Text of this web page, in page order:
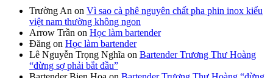
Trường An on Vì sao cà phê nguyên chất pha phin inox kiểu
việt nam thường không ngon
Arrow Trần on Học làm bartender
Đăng on Học làm bartender
Lê Nguyễn Trọng Nghĩa on Bartender Trương Thư Hoàng
“đừng sợ phải bắt đầu”